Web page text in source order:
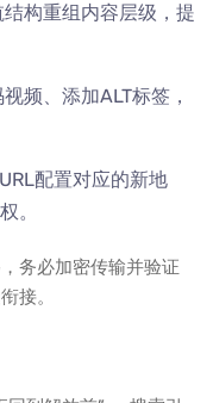
构重组内容层级，提
频、添加ALT标签，
配置对应的新地
。
务必加密传输并验证
接。